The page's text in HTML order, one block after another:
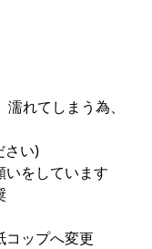
れてしまう為、
さい)
いをしています
コップへ変更